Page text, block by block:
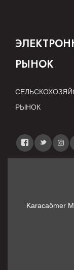
РЫНОК
РЫНОК
Karacaömer